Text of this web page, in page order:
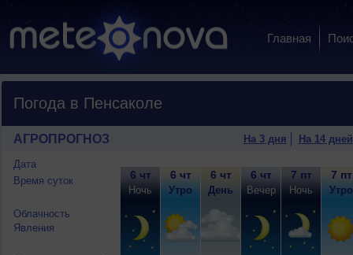
Главная
Погода в Пенсаколе
АГРОПРОГНОЗ На 3 дня На 14 дней
Дата
Время суток
Облачность
Явления
6 чт
Ночь
6 чт
Утро
6 чт
День
6 чт
Вечер
7 пт
Ночь
7 пт
Утро